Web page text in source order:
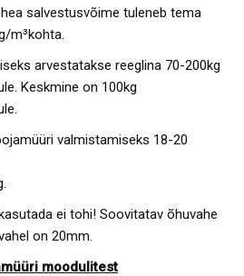
hea salvestusvõime tuleneb tema
m³kohta.
arvestatakse reeglina 70-200kg
Keskmine on 100kg
valmistamiseks 18-20
ei tohi! Soovitatav õhuvahe
on 20mm.
moodulitest